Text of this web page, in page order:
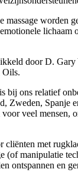
massage worden
lichaam
door D. Gary
Oils.
bij ons relatief
Zweden, Spanje
veel mensen,
cliënten met
(of manipulatie
ontspannen en